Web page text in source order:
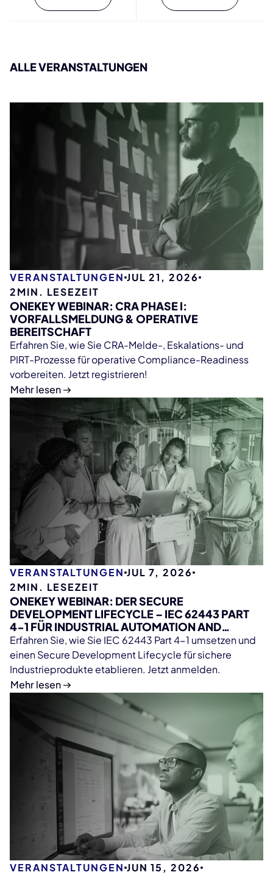
ALLE VERANSTALTUNGEN
VERANSTALTUNGEN JUL 21, 2026
2MIN. LESEZEIT
ONEKEY WEBINAR: CRA PHASE I:
VORFALLSMELDUNG & OPERATIVE
BEREITSCHAFT
Erfahren Sie, wie Sie CRA-Melde-, Eskalations- und
PIRT-Prozesse für operative Compliance-Readiness
vorbereiten. Jetzt registrieren!
Mehr lesen
VERANSTALTUNGEN JUL 7, 2026
2MIN. LESEZEIT
ONEKEY WEBINAR: DER SECURE
DEVELOPMENT LIFECYCLE – IEC 62443 PART
4-1 FÜR INDUSTRIAL AUTOMATION AND
CONTROL SYSTEMS
Erfahren Sie, wie Sie IEC 62443 Part 4-1 umsetzen und
einen Secure Development Lifecycle für sichere
Industrieprodukte etablieren. Jetzt anmelden.
Mehr lesen
VERANSTALTUNGEN JUN 15, 2026